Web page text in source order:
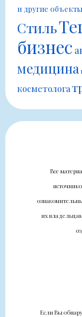
и другие
Стиль
бизнес
медицина
косметолога
Все
их
Если Вы